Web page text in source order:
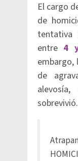
El cargo
de
tentativa
entre 4
embargo,
de
sobrevivió.